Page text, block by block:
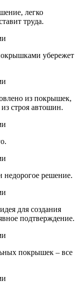
легко
труда.
убережет
из покрышек,
строя автошин.
недорогое решение.
для создания
подтверждение.
покрышек – все